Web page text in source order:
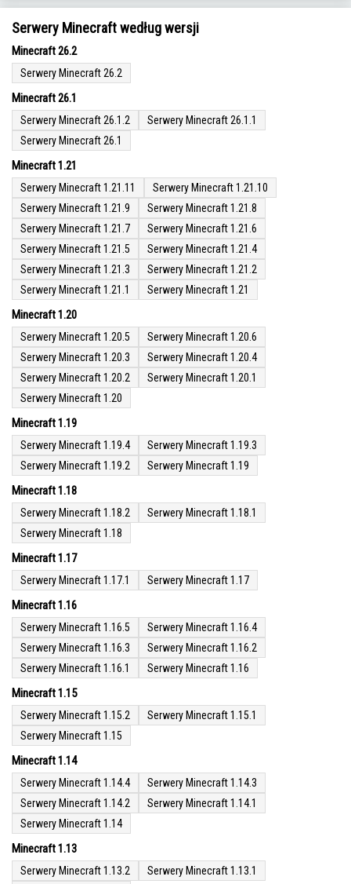
Serwery Minecraft według wersji
Minecraft 26.2
Serwery Minecraft 26.2
Minecraft 26.1
Serwery Minecraft 26.1.2
Serwery Minecraft 26.1.1
Serwery Minecraft 26.1
Minecraft 1.21
Serwery Minecraft 1.21.11
Serwery Minecraft 1.21.10
Serwery Minecraft 1.21.9
Serwery Minecraft 1.21.8
Serwery Minecraft 1.21.7
Serwery Minecraft 1.21.6
Serwery Minecraft 1.21.5
Serwery Minecraft 1.21.4
Serwery Minecraft 1.21.3
Serwery Minecraft 1.21.2
Serwery Minecraft 1.21.1
Serwery Minecraft 1.21
Minecraft 1.20
Serwery Minecraft 1.20.5
Serwery Minecraft 1.20.6
Serwery Minecraft 1.20.3
Serwery Minecraft 1.20.4
Serwery Minecraft 1.20.2
Serwery Minecraft 1.20.1
Serwery Minecraft 1.20
Minecraft 1.19
Serwery Minecraft 1.19.4
Serwery Minecraft 1.19.3
Serwery Minecraft 1.19.2
Serwery Minecraft 1.19
Minecraft 1.18
Serwery Minecraft 1.18.2
Serwery Minecraft 1.18.1
Serwery Minecraft 1.18
Minecraft 1.17
Serwery Minecraft 1.17.1 Serwery Minecraft 1.17
Minecraft 1.16
Serwery Minecraft 1.16.5
Serwery Minecraft 1.16.4
Serwery Minecraft 1.16.3
Serwery Minecraft 1.16.2
Serwery Minecraft 1.16.1
Serwery Minecraft 1.16
Minecraft 1.15
Serwery Minecraft 1.15.2
Serwery Minecraft 1.15.1
Serwery Minecraft 1.15
Minecraft 1.14
Serwery Minecraft 1.14.4
Serwery Minecraft 1.14.3
Serwery Minecraft 1.14.2
Serwery Minecraft 1.14.1
Serwery Minecraft 1.14
Minecraft 1.13
Serwery Minecraft 1.13.2
Serwery Minecraft 1.13.1